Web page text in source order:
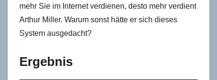
mehr Sie im Internet verdienen, desto mehr verdient
Arthur Miller. Warum sonst hätte er sich dieses
System ausgedacht?
Ergebnis